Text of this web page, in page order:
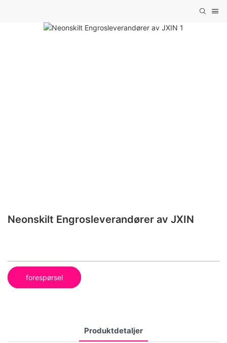
Neonskilt Engrosleverandører av JXIN
forespørsel
Produktdetaljer